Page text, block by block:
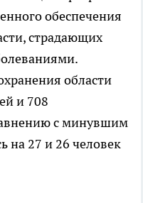
обеспечения
страдающих
области
и 708
с минувшим
на 27 и 26 человек